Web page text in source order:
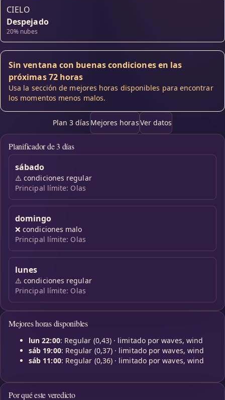
CIELO
Despejado
20% nubes
Sin ventana con buenas condiciones en las
próximas 72 horas
Usa la sección de mejores horas disponibles para encontrar
los momentos menos malos.
Plan 3 días Mejores horasVer datos
Planificador de 3 días
sábado
⚠️condiciones regular
Principal límite: Olas
domingo
❌condiciones malo
Principal límite: Olas
lunes
⚠️condiciones regular
Principal límite: Olas
Mejores horas disponibles
lun 22:00: Regular (0,43) · limitado por waves, wind
sáb 19:00: Regular (0,37) · limitado por waves, wind
sáb 11:00: Regular (0,36) · limitado por waves, wind
Por qué este veredicto